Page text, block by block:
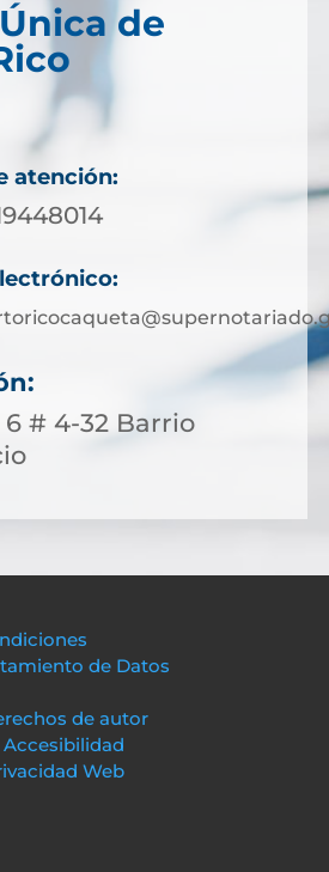
de
atención:
6 # 4-32 Barrio
de Datos
de autor
Accesibilidad
Web